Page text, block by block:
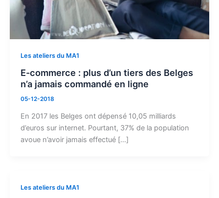
Les ateliers du MA1
E-commerce : plus d’un tiers des Belges
n’a jamais commandé en ligne
05-12-2018
En 2017 les Belges ont dépensé 10,05 milliards
d’euros sur internet. Pourtant, 37% de la population
avoue n’avoir jamais effectué […]
Les ateliers du MA1